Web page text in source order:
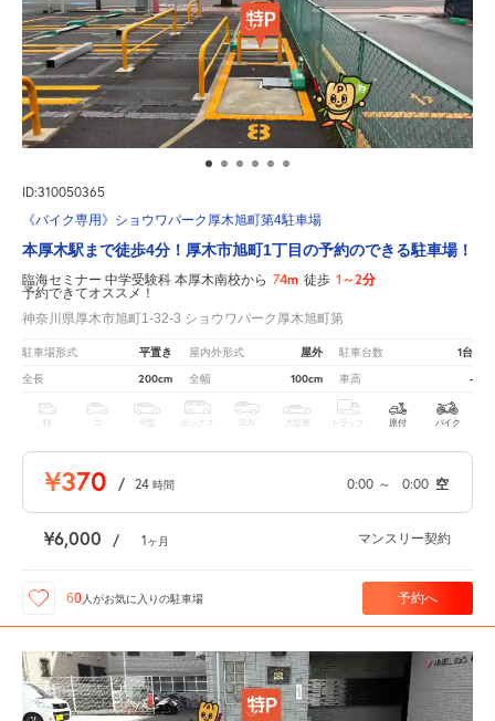
ID:310050365
《バイク専用》ショウワパーク厚木旭町第4駐車場
本厚木駅まで徒歩4分！厚木市旭町1丁目の予約のできる駐車場！
臨海セミナー 中学受験科 本厚木南校から 74m 徒歩 1～2分
予約できてオススメ！
神奈川県厚木市旭町1-32-3 ショウワパーク厚木旭町第
駐車場形式 平置き 屋内外形式 屋外 駐車台数 1台
全長 200cm 全幅 100cm 車高 -
軽 中型 ボックス SUV 大型車 トラック 原付 バイク
¥370 / 24 時間 0:00 ～ 0:00 空
¥6,000 / 1ヶ月 マンスリー契約
60人がお気に入りの駐車場 予約へ